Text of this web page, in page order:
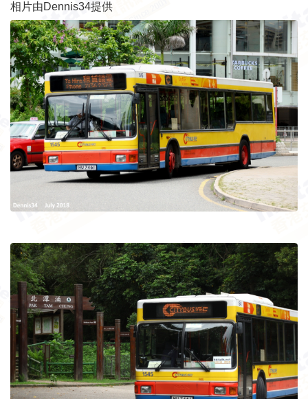
相片由Dennis34提供